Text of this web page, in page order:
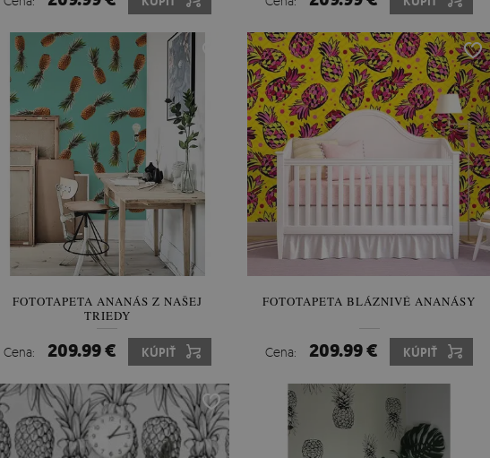
FOTOTAPETA ANANÁS Z NAŠEJ
TRIEDY
Cena: 209.99 € KÚPIŤ
FOTOTAPETA BLÁZNIVÉ ANANÁSY
Cena: 209.99 € KÚPIŤ